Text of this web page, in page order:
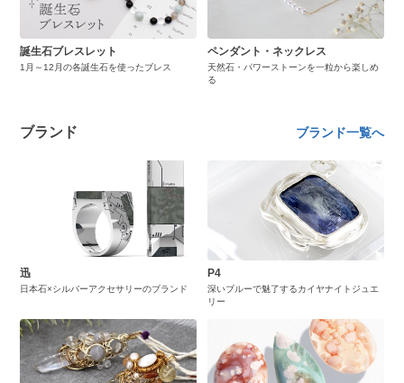
誕生石ブレスレット
1月～12月の各誕生石を使ったブレス
ペンダント・ネックレス
天然石・パワーストーンを一粒から楽しめ
る
ブランド ブランド一覧へ
迅
日本石×シルバーアクセサリーのブランド
P4
深いブルーで魅了するカイヤナイトジュエ
リー